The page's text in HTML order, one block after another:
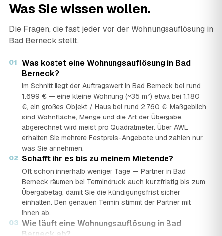
Was Sie wissen wollen.
Die Fragen, die fast jeder vor der Wohnungsauflösung in
Bad Berneck stellt.
01 Was kostet eine Wohnungsauflösung in Bad
Berneck?
Im Schnitt liegt der Auftragswert in Bad Berneck bei rund
1.699 € — eine kleine Wohnung (~35 m²) etwa bei 1.180
€, ein großes Objekt / Haus bei rund 2.760 €. Maßgeblich
sind Wohnfläche, Menge und die Art der Übergabe,
abgerechnet wird meist pro Quadratmeter. Über AWL
erhalten Sie mehrere Festpreis-Angebote und zahlen nur,
was Sie annehmen.
02 Schafft ihr es bis zu meinem Mietende?
Oft schon innerhalb weniger Tage — Partner in Bad
Berneck räumen bei Termindruck auch kurzfristig bis zum
Übergabetag, damit Sie die Kündigungsfrist sicher
einhalten. Den genauen Termin stimmt der Partner mit
Ihnen ab.
03 Wie läuft eine Wohnungsauflösung in Bad
Berneck ab?